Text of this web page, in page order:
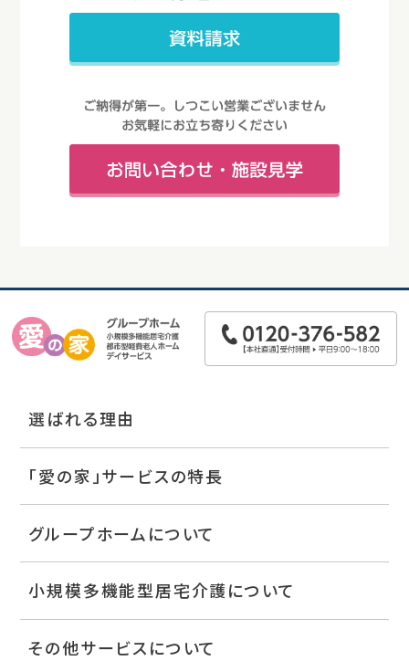
選ばれる理由
「愛の家」サービスの特長
グループホームについて
小規模多機能型居宅介護について
その他サービスについて